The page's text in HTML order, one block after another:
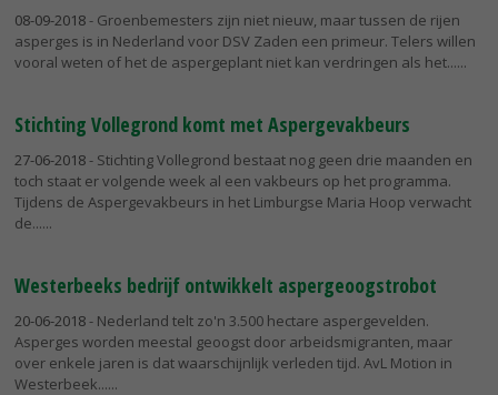
08-09-2018- Groenbemesters zijn niet nieuw, maar tussen de rijen
asperges is in Nederland voor DSV Zaden een primeur. Telers willen
vooral weten of het de aspergeplant niet kan verdringen als het...
Stichting Vollegrond komt met Aspergevakbeurs
27-06-2018- Stichting Vollegrond bestaat nog geen drie maanden en
toch staat er volgende week al een vakbeurs op het programma.
Tijdens de Aspergevakbeurs in het Limburgse Maria Hoop verwacht
de...
Westerbeeks bedrijf ontwikkelt aspergeoogstrobot
20-06-2018- Nederland telt zo'n 3.500 hectare aspergevelden.
Asperges worden meestal geoogst door arbeidsmigranten, maar
over enkele jaren is dat waarschijnlijk verleden tijd. AvL Motion in
Westerbeek...